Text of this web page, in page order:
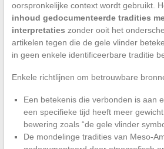
oorspronkelijke context wordt gebruikt.
inhoud gedocumenteerde tradities
interpretaties zonder ooit het
artikelen tegen die de gele vlinder
in geen enkele identificeerbare traditie
Enkele richtlijnen om betrouwbare
Een betekenis die verbonden is aan
een specifieke tijd heeft meer
bewering zoals “de gele vlinder
De mondelinge tradities van Meso-